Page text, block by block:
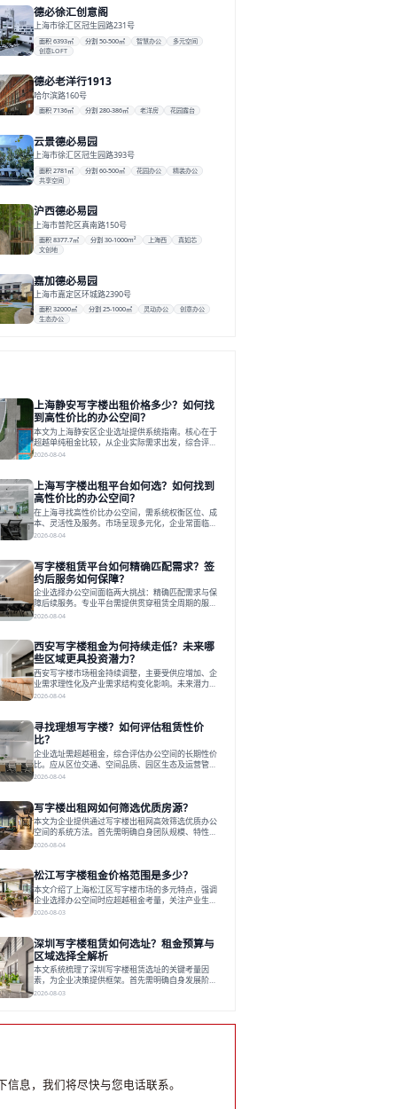
德必徐汇创意阁
上海市徐汇区冠生园路231号
面积 6393㎡ 分割 50-500㎡ 智慧办公
多元空间
创意LOFT
德必老洋行1913
哈尔滨路160号
面积 7136㎡ 分割 280-386㎡ 老洋房 花园露台
云景德必易园
上海市徐汇区冠生园路393号
面积 2781㎡ 分割 60-500㎡ 花园办公
精装办公
共享空间
沪西德必易园
上海市普陀区真南路150号
面积 8377.7㎡ 分割 30-1000m² 上海西
真如芯
文创地
嘉加德必易园
上海市嘉定区环城路2390号
面积 32000㎡ 分割 25-1000㎡ 灵动办公
创意办公
生态办公
上海静安写字楼出租价格多少？如何找
到高性价比的办公空间？
本文为上海静安区企业选址提供系统指南。核心在于
超越单纯租金比较，从企业实际需求出发，综合评估
交通、硬件、空间弹性、配套服务及产业生态等多维
升性价比，并通过不同规模企业的实际案例加以说
明。之后指出，专业运营服务商提供的稳定环境、社
群活动与产业集聚等增值服务，是很大化空间价值、
助力企业成长的关键。对于许多在
2026-08-04
上海写字楼出租平台如何选？如何找到
高性价比的办公空间？
在上海寻找高性价比办公空间，需系统权衡区位、成
本、灵活性及服务。市场呈现多元化，企业常面临租
赁流程复杂、隐性成本高等挑战。选择平台时，应评
区、灵活产品和丰富配套，满足不同企业需求。企业
应明确自身需求，实地考察，选择能支持长期发展、
提升竞争力的办公空间。在上海寻找合适的办公空
间，对于企业行政负责人、中小企业主
2026-08-04
写字楼租赁平台如何精确匹配需求？签
约后服务如何保障？
企业选择办公空间面临两大挑战：精确匹配需求与保
障后续服务。专业平台需提供贯穿租赁全周期的服
务，将企业从非核心事务中解放。精确匹配需结合企
的全周期保障体系。德必集团通过标准化服务与个性
化运营结合，以全国布局和产业生态圈为企业提供稳
定支持，体现了从信息撮合到深度服务的能力转变。
在为企业寻找办公空间的过程中，
2026-08-04
西安写字楼租金为何持续走低？未来哪
些区域更具投资潜力？
西安写字楼市场租金持续调整，主要受供应增加、企
业需求理性化及产业需求结构变化影响。未来潜力区
域集中在产业集聚、交利及城市更新地带，如高新区
运营方通过空间优化与社群服务，助力企业成长，推
动市场向多元化、高性价比方向发展。近年来，西安
写字楼市场呈现出租金持续调整的态势，这一现象引
发了的广泛关注。作为西部重要
2026-08-04
寻找理想写字楼？如何评估租赁性价
比？
企业选址需超越租金，综合评估办公空间的长期性价
比。应从区位交通、空间品质、园区生态及运营管理
四个核心维度权衡财务支出与长期价值回报。理想的
衡。对于许多正在成长或寻求稳定发展的企业而言，
寻找一处合适的办公空间是一项至关重要的决策。这
不仅关系到团队的日常工作效率与协作氛围，更直接
影响着企业的品牌形象、运营成本
2026-08-04
写字楼出租网如何筛选优质房源？
本文为企业提供通过写字楼出租网高效筛选优质办公
空间的系统方法。首先需明确自身团队规模、特性、
预算等核心需求。线上筛选时，应深入解读房源参
背景与持续服务能力。完成线上初选后，必须进行线
下实地验证，核对空间实景、测试设施、感受园区氛
围并确认合同条款，从而做出精确决策。在数字化时
代，写字楼出租网已成为企业寻找
2026-08-04
松江写字楼租金价格范围是多少？
本文介绍了上海松江区写字楼市场的多元特点，强调
企业选择办公空间时应超越租金考量，关注产业生态
与综合服务。文章分析了市场概况、影响空间价值的
建服务生态助力企业成长，建议企业系统评估需求与
长期价值，选择匹配的发展载体。对于许多寻求在上
海松江区设立或扩展办公空间的企业而言，了解该区
域的写字楼市场概况是决策的首先
2026-08-03
深圳写字楼租赁如何选址？租金预算与
区域选择全解析
本文系统梳理了深圳写字楼租赁选址的关键考量因
素，为企业决策提供框架。首先需明确自身发展阶
段、团队规模和文化特质等核心需求。深圳多中心商
业园注重生态与社群，适合文创、科技类企业。评估
2026-08-03
信息，我们将尽快与您电话联系。